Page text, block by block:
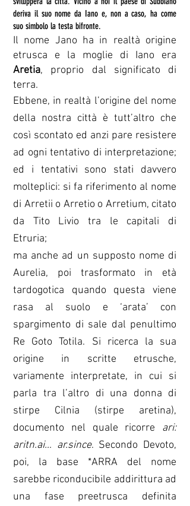
deriva il suo nome da Iano e, non a caso, ha come
suo simbolo la testa bifronte.
Il nome Jano ha in realtà origine
etrusca e la moglie di Iano era
Aretia, proprio dal significato di
terra.
Ebbene, in realtà l’origine del nome
della nostra città è tutt’altro che
così scontato ed anzi pare resistere
ad ogni tentativo di interpretazione;
ed i tentativi sono stati davvero
molteplici: si fa riferimento al nome
di Arretii o Arretio o Arretium, citato
da Tito Livio tra le capitali di
Etruria;
ma anche ad un supposto nome di
Aurelia, poi trasformato in età
tardogotica quando questa viene
rasa al suolo e ‘arata’ con
spargimento di sale dal penultimo
Re Goto Totila. Si ricerca la sua
origine in scritte etrusche,
variamente interpretate, in cui si
parla tra l’altro di una donna di
stirpe Cilnia (stirpe aretina),
documento nel quale ricorre ari:
aritn.ai… ar.since. Secondo Devoto,
poi, la base *ARRA del nome
sarebbe riconducibile addirittura ad
una fase preetrusca definita